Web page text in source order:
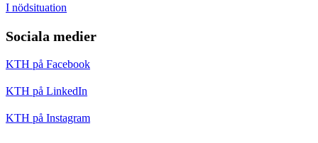
I nödsituation
Sociala medier
KTH på Facebook
KTH på LinkedIn
KTH på Instagram